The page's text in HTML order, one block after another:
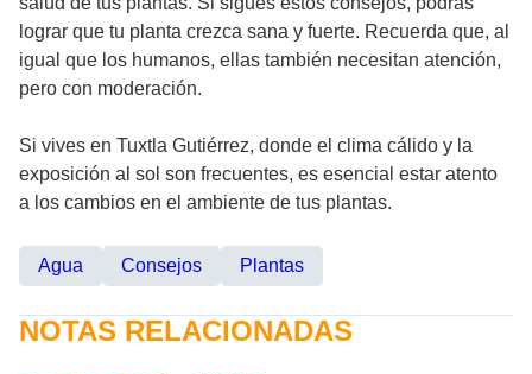
lograr que tu planta crezca sana y fuerte. Recuerda que, al
igual que los humanos, ellas también necesitan atención,
pero con moderación.
Si vives en Tuxtla Gutiérrez, donde el clima cálido y la
exposición al sol son frecuentes, es esencial estar atento
a los cambios en el ambiente de tus plantas.
Agua Consejos Plantas
NOTAS RELACIONADAS